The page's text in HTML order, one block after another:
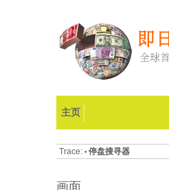
主页
Trace: • 停盘搜寻器
画面